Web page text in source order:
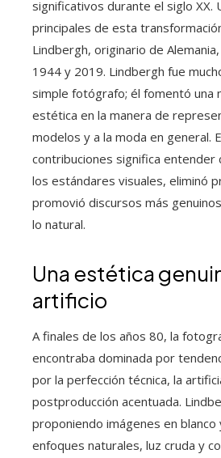
significativos durante el siglo XX.
principales de esta
Lindbergh, originario de
1944 y 2019. Lindbergh fue
simple fotógrafo; él fomentó una
estética en la manera de
modelos y a la moda en general.
contribuciones significa
los estándares visuales, eliminó
promovió discursos más
lo natural.
Una estética
artificio
A finales de los años 80, la
encontraba dominada por
por la perfección técnica, la
postproducción acentuada.
proponiendo imágenes en blanco
enfoques naturales, luz cruda y